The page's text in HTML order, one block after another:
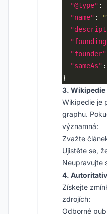
"@type" :
"name" :
"founder"
"sameAs"
3.
Wikipedie je
graphu.
významná:
Zvažte
Ujistěte se,
Neupravujte
4.
Získejte
zdrojích:
Odborné